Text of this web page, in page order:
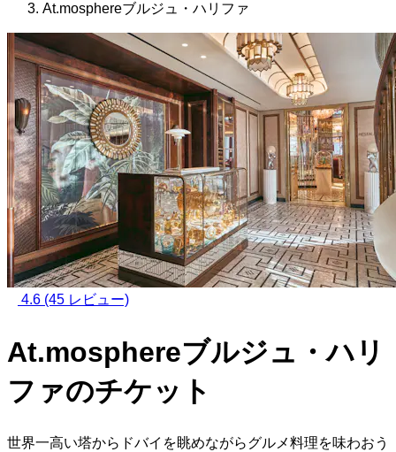
At.mosphereブルジュ・ハリファ
4.6 (45 レビュー)
At.mosphereブルジュ・ハリ
ファのチケット
世界一高い塔からドバイを眺めながらグルメ料理を味わおう